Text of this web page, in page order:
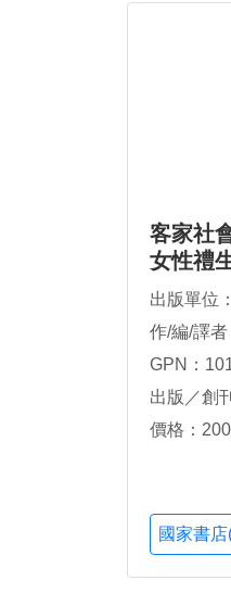
客家社
女性禮
出版單位：
作/編/譯
GPN：
出版／創
價格：200
國家書